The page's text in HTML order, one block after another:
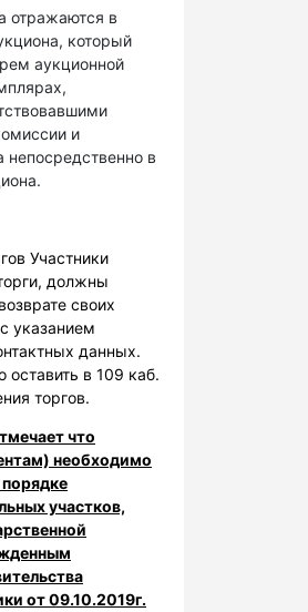
отражаются в
который
аукционной
и
непосредственно в
Участники
должны
своих
указанием
данных.
оставить в 109 каб.
торгов.
что
необходимо
участков,
от 09.10.2019г.